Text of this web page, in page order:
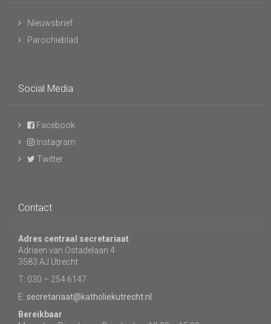
Nieuwsbrief
Parochieblad
Social Media
Facebook
Instagram
Twitter
Contact
Adres centraal secretariaat
Adriaen van Ostadelaan 4
3583 AJ Utrecht
T: 030 – 254 6147
E: secretariaat@katholiekutrecht.nl
Bereikbaar